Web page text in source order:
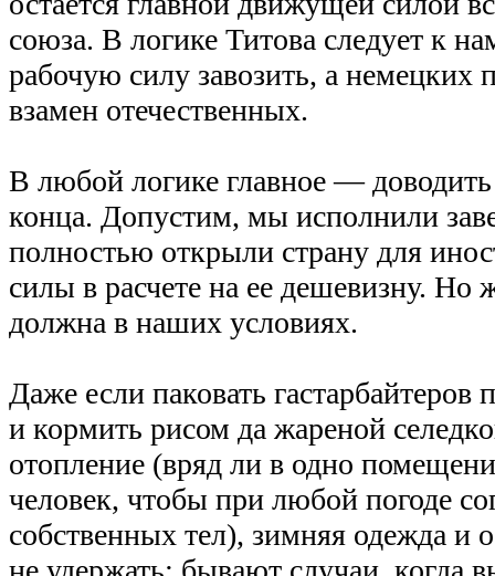
союза. В логике Титова следует к
рабочую силу завозить, а немецких
взамен отечественных.
В любой логике главное —
конца. Допустим, мы исполнили
полностью открыли страну для
силы в расчете на ее дешевизну. Но
должна в наших условиях.
Даже если паковать гастарбайтеров
и кормить рисом да жареной
отопление (вряд ли в одно
человек, чтобы при любой погоде
собственных тел), зимняя одежда и